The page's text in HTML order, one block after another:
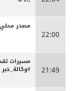
22:00
مصدر محلي:
21:49
مسيرات
#وكالة_خبر